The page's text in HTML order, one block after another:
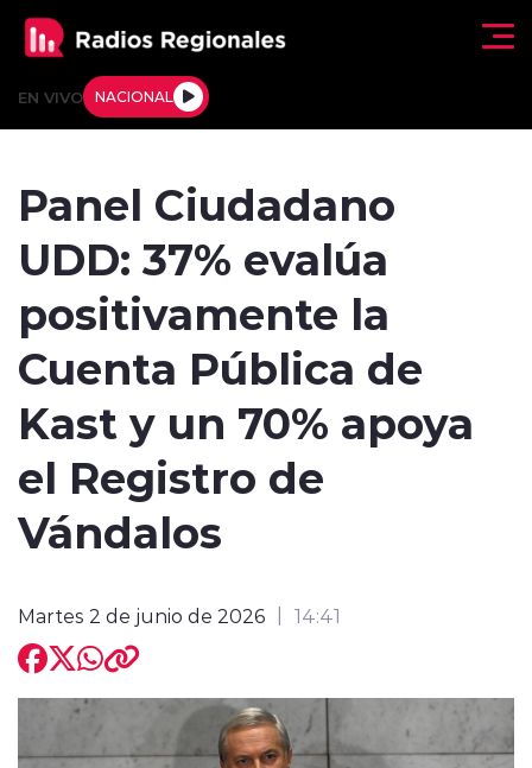
EN VIVO NACIONAL
Tendencias
Internacional
Regiones al Aire
Entrevistas
modo claro
Panel Ciudadano
UDD: 37% evalúa
positivamente la
Cuenta Pública de
Kast y un 70% apoya
el Registro de
Vándalos
Martes 2 de junio de 2026 14:41